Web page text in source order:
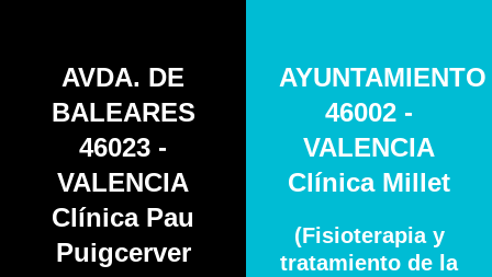
AVDA. DE
BALEARES
46023 -
VALENCIA
Clínica Pau
Puigcerver
AYUNTAMIENTO
46002 -
VALENCIA
Clínica Millet
(Fisioterapia y
tratamiento de la